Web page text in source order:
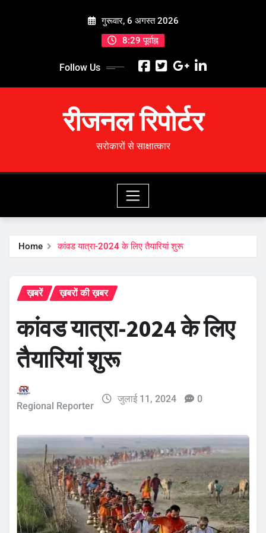
गुरूवार, 6 अगस्त 2026
8:29 पूर्वाह्न
Follow Us
रीजनल रिपोर्टर
सरोकारों से साक्षात्कार
Home कांवड यात्रा-2024 के लिए तैयारियां शुरू
ख़बरें ख़बरों की ख़बर
कांवड यात्रा-2024 के लिए
तैयारियां शुरू
Regional Reporter
जुलाई 11, 2024 0